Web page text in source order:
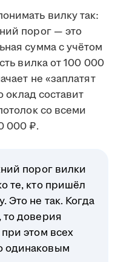
вилку так:
порог — это
сумма с учётом
вилка от 100 000
не «заплатят
оклад составит
со всеми
000 ₽.
порог вилки
те, кто пришёл
Это не так. Когда
то доверия
этом всех
одинаковым